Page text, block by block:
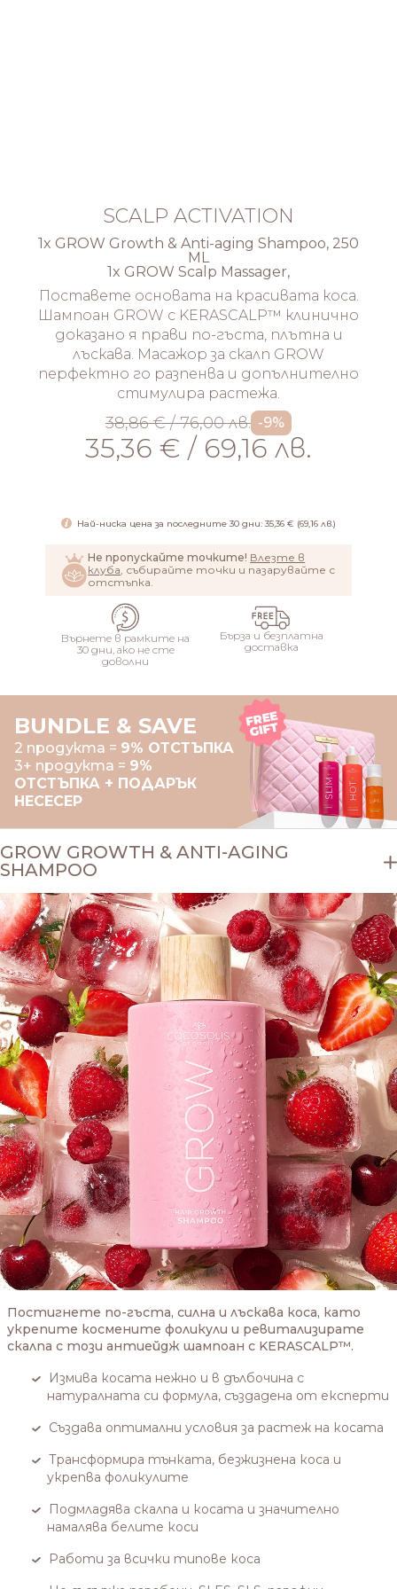
SCALP ACTIVATION
1x GROW Growth & Anti-aging Shampoo, 250
ML
1x GROW Scalp Massager,
Поставете основата на красивата коса.
Шампоан GROW с KERASCALP™ клинично
доказано я прави по-гъста, плътна и
лъскава. Масажор за скалп GROW
перфектно го разпенва и допълнително
стимулира растежа.
38,86 € / 76,00 лв. -9%
35,36 € / 69,16 лв.
Най-ниска цена за последните 30 дни: 35,36 € (69,16 лв.)
Не пропускайте точките! Влезте в
клуба, събирайте точки и пазарувайте с
отстъпка.
Върнете в рамките на
30 дни, ако не сте
доволни
Бърза и безплатна
доставка
BUNDLE & SAVE
2 продукта = 9% ОТСТЪПКА
3+ продукта = 9%
ОТСТЪПКА + ПОДАРЪК
НЕСЕСЕР
GROW GROWTH & ANTI-AGING
SHAMPOO
Постигнете по-гъста, силна и лъскава коса, като
укрепите космените фоликули и ревитализирате
скалпа с този антиейдж шампоан с KERASCALP™.
Измива косата нежно и в дълбочина с
натуралната си формула, създадена от експерти
Създава оптимални условия за растеж на косата
Трансформира тънката, безжизнена коса и
укрепва фоликулите
Подмладява скалпа и косата и значително
намалява белите коси
Работи за всички типове коса